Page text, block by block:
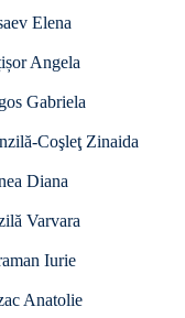
Elena
Angela
Gabriela
Coşleţ Zinaida
Diana
Varvara
Iurie
Anatolie